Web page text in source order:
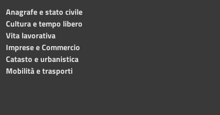
Anagrafe e stato civile
Cultura e tempo libero
Vita lavorativa
Imprese e Commercio
Catasto e urbanistica
Mobilità e trasporti